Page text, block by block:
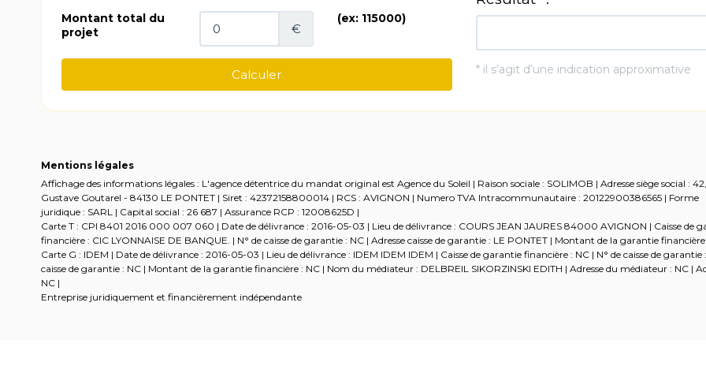
Mentions légales
Affichage des informations légales : L'agence détentrice du mandat original est Agence du Soleil | Raison sociale : SOLIMOB | Adresse siège social :
Gustave Goutarel - 84130 LE PONTET | Siret : 42372158800014 | RCS : AVIGNON | Numero TVA Intracommunautaire : 20122900386565 | Forme
juridique : SARL | Capital social : 26 687 | Assurance RCP : 12008625D |
Carte T : CPI 8401 2016 000 007 060 | Date de délivrance : 2016-05-03 | Lieu de délivrance : COURS JEAN JAURES 84000 AVIGNON | Caisse de
financière : CIC LYONNAISE DE BANQUE. | N° de caisse de garantie : NC | Adresse caisse de garantie : LE PONTET | Montant de la garantie
Carte G : IDEM | Date de délivrance : 2016-05-03 | Lieu de délivrance : IDEM IDEM IDEM | Caisse de garantie financière : NC | N° de caisse de garantie
caisse de garantie : NC | Montant de la garantie financière : NC | Nom du médiateur : DELBREIL SIKORZINSKI EDITH | Adresse du médiateur : NC |
NC |
Entreprise juridiquement et financièrement indépendante